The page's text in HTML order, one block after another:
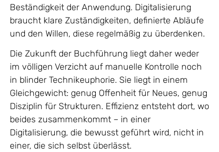
Beständigkeit der Anwendung. Digitalisierung
braucht klare Zuständigkeiten, definierte Abläufe
und den Willen, diese regelmäßig zu überdenken.
Die Zukunft der Buchführung liegt daher weder
im völligen Verzicht auf manuelle Kontrolle noch
in blinder Technikeuphorie. Sie liegt in einem
Gleichgewicht: genug Offenheit für Neues, genug
Disziplin für Strukturen. Effizienz entsteht dort, wo
beides zusammenkommt – in einer
Digitalisierung, die bewusst geführt wird, nicht in
einer, die sich selbst überlässt.